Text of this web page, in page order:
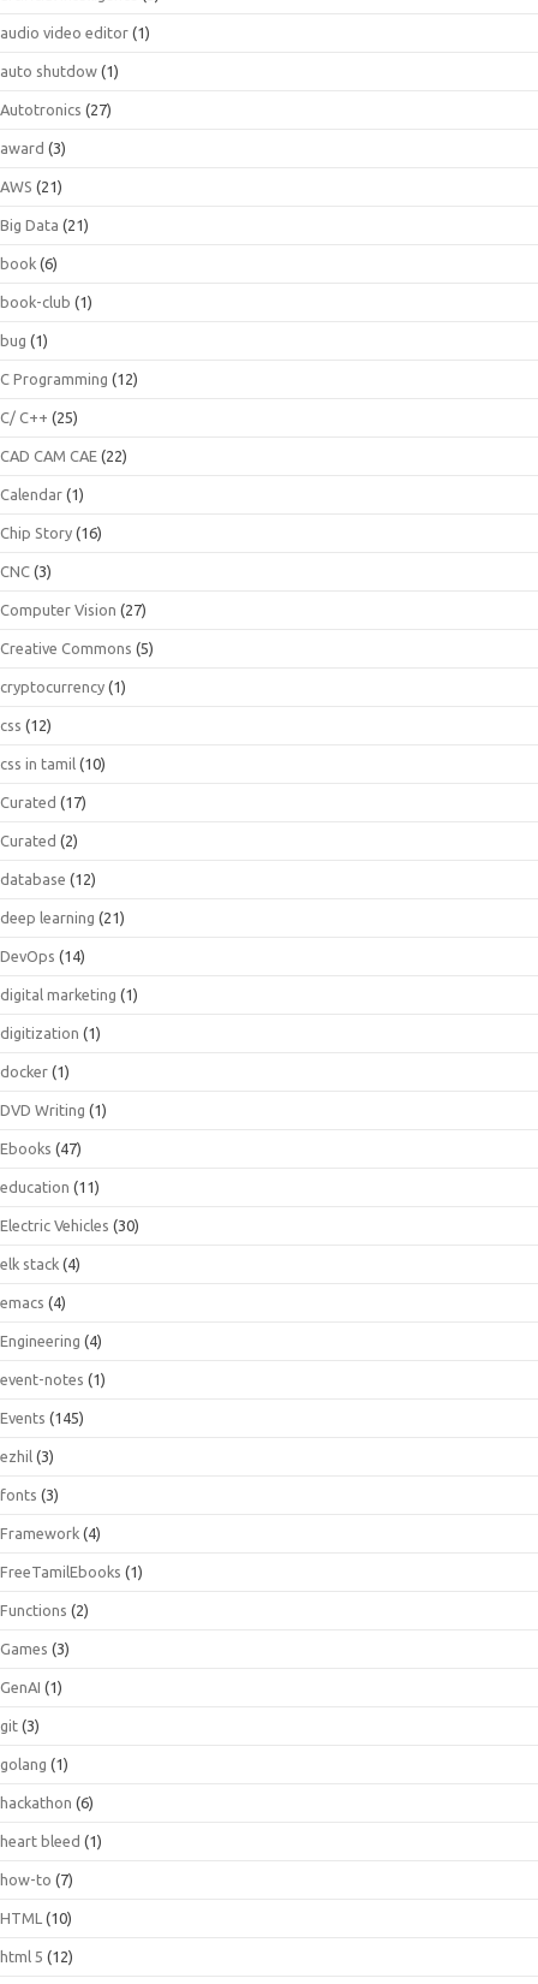
audio video editor (1)
auto shutdow (1)
Autotronics (27)
award (3)
AWS (21)
Big Data (21)
book (6)
book-club (1)
bug (1)
C Programming (12)
C/ C++ (25)
CAD CAM CAE (22)
Calendar (1)
Chip Story (16)
CNC (3)
Computer Vision (27)
Creative Commons (5)
cryptocurrency (1)
css (12)
css in tamil (10)
Curated (17)
Curated (2)
database (12)
deep learning (21)
DevOps (14)
digital marketing (1)
digitization (1)
docker (1)
DVD Writing (1)
Ebooks (47)
education (11)
Electric Vehicles (30)
elk stack (4)
emacs (4)
Engineering (4)
event-notes (1)
Events (145)
ezhil (3)
fonts (3)
Framework (4)
FreeTamilEbooks (1)
Functions (2)
Games (3)
GenAI (1)
git (3)
golang (1)
hackathon (6)
heart bleed (1)
how-to (7)
HTML (10)
html 5 (12)